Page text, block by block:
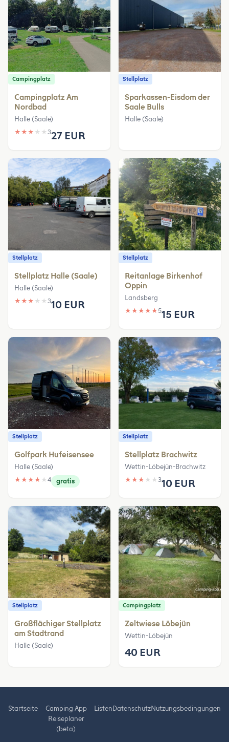
Campingplatz
Campingplatz Am
Nordbad
Halle (Saale)
★ ★ ★ ★ ★ 327 EUR
Stellplatz
Sparkassen-Eisdom der
Saale Bulls
Halle (Saale)
Stellplatz
Stellplatz Halle (Saale)
Halle (Saale)
★ ★ ★ ★ ★ 310 EUR
Stellplatz
Reitanlage Birkenhof
Oppin
Landsberg
★ ★ ★ ★ ★515 EUR
Stellplatz
Golfpark Hufeisensee
Halle (Saale)
★ ★ ★ ★ ★ 4 gratis
Stellplatz
Stellplatz Brachwitz
Wettin-Löbejün-Brachwitz
★ ★ ★ ★ ★ 310 EUR
Stellplatz
Großflächiger Stellplatz
am Stadtrand
Halle (Saale)
Campingplatz
Zeltwiese Löbejün
Wettin-Löbejün
40 EUR
Startseite
Camping App
Reiseplaner
(beta)
ListenDatenschutzNutzungsbedingungen